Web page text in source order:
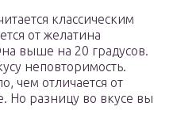
классическим
от желатина
выше на 20 градусов.
неповторимость.
чем отличается от
Но разницу во вкусе вы